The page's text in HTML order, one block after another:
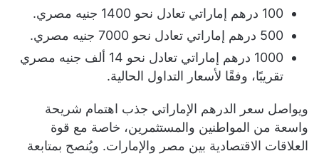
100 درهم إماراتي تعادل نحو 1400 جنيه مصري.
500 درهم إماراتي تعادل نحو 7000 جنيه مصري.
1000 درهم إماراتي تعادل نحو 14 ألف جنيه مصري
تقريبًا، وفقًا لأسعار التداول الحالية.
ويواصل سعر الدرهم الإماراتي جذب اهتمام شريحة
واسعة من المواطنين والمستثمرين، خاصة مع قوة
العلاقات الاقتصادية بين مصر والإمارات. ويُنصح بمتابعة